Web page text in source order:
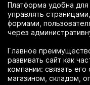
Платформа удобна
управлять
формами,
через
Главное
развивать сайт как
компании: связать
магазином, складом,